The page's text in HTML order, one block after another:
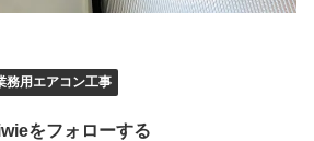
務用エアコン工事
をフォローする